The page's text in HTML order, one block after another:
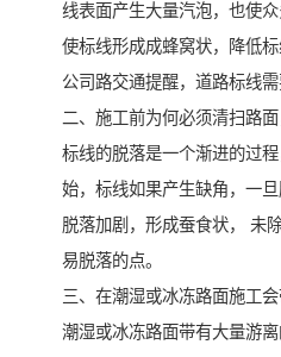
线表面产生大量汽泡，也使众
使标线形成成蜂窝状，降低
公司路交通提醒，道路标线
二、施工前为何必须清扫路
标线的脱落是一个渐进的过
始，标线如果产生缺角，一旦
脱落加剧，形成蚕食状， 未
易脱落的点。
三、在潮湿或冰冻路面施工
潮湿或冰冻路面带有大量游